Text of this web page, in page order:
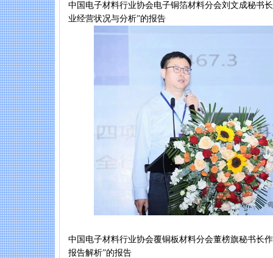
中国电子材料行业协会电子铜箔材料分会刘文成秘书
业经营状况与分析”的报告
中国电子材料行业协会覆铜板材料分会董榜旗秘书长
报告解析”的报告